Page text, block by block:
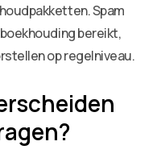
Spam
bereikt,
op regelniveau.